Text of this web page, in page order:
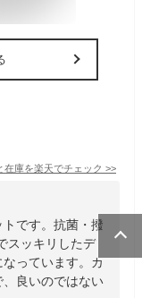
在庫を楽天でチェック >>
です。抗菌・撥
スッキリしたデ
っています。カ
良いのではない